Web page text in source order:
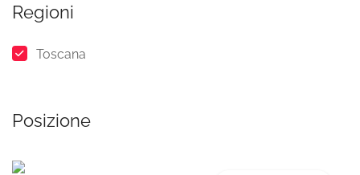
Regioni
Toscana
Posizione